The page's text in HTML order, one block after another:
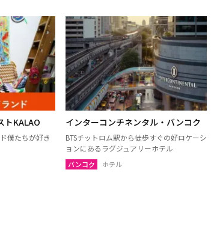
サムイ島（スラーターニー）
）
トラン
ガー）
チュンポーン
ラート
パッターニー
サトゥーン
ヤラー
トKALAO
僕たちが好き
インターコンチネンタル・バンコク
BTSチットロム駅から徒歩すぐの好ロケーシ
ョンにあるラグジュアリーホテル
バンコク ホテル